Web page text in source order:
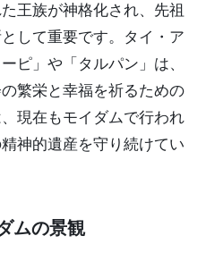
王族が神格化され、先祖
して重要です。タイ・ア
ピ」や「タルパン」は、
繁栄と幸福を祈るための
現在もモイダムで行われ
神的遺産を守り続けてい
ムの景観